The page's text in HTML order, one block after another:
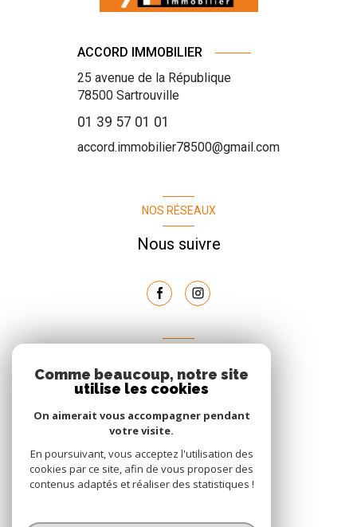
ACCORD IMMOBILIER
25 avenue de la République
78500 Sartrouville
01 39 57 01 01
accord.immobilier78500@gmail.com
NOS RÉSEAUX
Nous suivre
clients
Comme beaucoup, notre site
utilise les cookies
On aimerait vous accompagner pendant
votre visite.
En poursuivant, vous acceptez l'utilisation des
cookies par ce site, afin de vous proposer des
contenus adaptés et réaliser des statistiques !